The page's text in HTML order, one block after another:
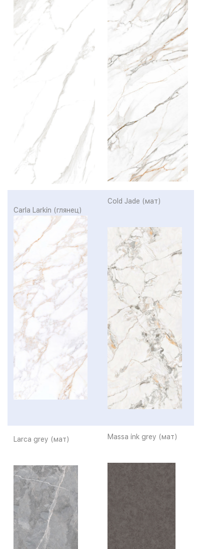
Carla Larkin (глянец)
Cold Jade (мат)
Larca grey (мат) Massa ink grey (мат)